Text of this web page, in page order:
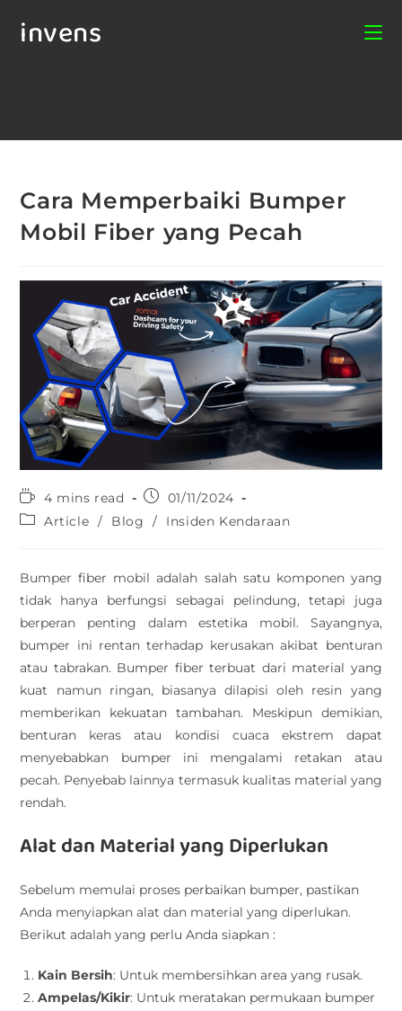
invens
Cara Memperbaiki Bumper
Mobil Fiber yang Pecah
4 mins read
01/11/2024
Article / Blog / Insiden Kendaraan
Bumper fiber mobil adalah salah satu komponen yang
tidak hanya berfungsi sebagai pelindung, tetapi juga
berperan penting dalam estetika mobil. Sayangnya,
bumper ini rentan terhadap kerusakan akibat benturan
atau tabrakan. Bumper fiber terbuat dari material yang
kuat namun ringan, biasanya dilapisi oleh resin yang
memberikan kekuatan tambahan. Meskipun demikian,
benturan keras atau kondisi cuaca ekstrem dapat
menyebabkan bumper ini mengalami retakan atau
pecah. Penyebab lainnya termasuk kualitas material yang
rendah.
Alat dan Material yang Diperlukan
Sebelum memulai proses perbaikan bumper, pastikan
Anda menyiapkan alat dan material yang diperlukan.
Berikut adalah yang perlu Anda siapkan :
Kain Bersih: Untuk membersihkan area yang rusak.
Ampelas/Kikir: Untuk meratakan permukaan bumper